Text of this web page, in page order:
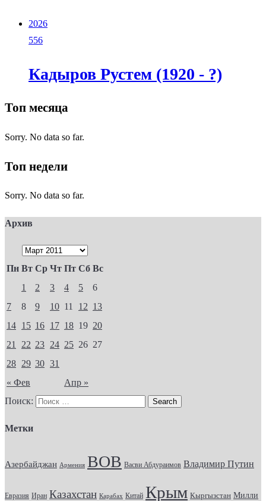
2026
556
Кадыров Рустем (1920 - ?)
Топ месяца
Sorry. No data so far.
Топ недели
Sorry. No data so far.
Архив
Пн Вт Ср Чт Пт Сб Вс
« Фев Апр »
1 2 3 4 5
6
7
8 9 10 11 12 13
14 15 16 17 18 19 20
21
22 23 24 25 26 27
28 29 30 31
Поиск:
Метки
Азербайджан Армения ВОВ Васви Абдураимов Владимир Путин
Евразия Иран Казахстан Карабах Китай Крым Кыргызстан Милли